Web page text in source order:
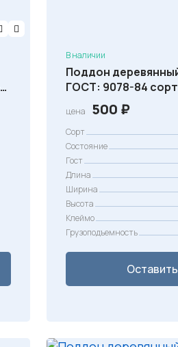
В наличии
Поддон
ГОСТ: 9078-84 сорт
цена 500 ₽
Сорт
Состояние
Гост
Длина
Ширина
Высота
Клеймо
Грузоподъемность